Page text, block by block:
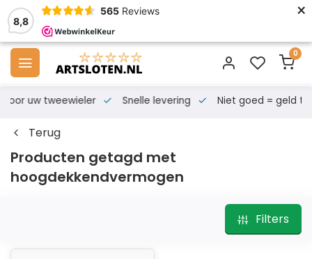
8,8
565 Reviews ×
0
voor uw tweewieler Snelle levering Niet goed = geld
Terug
Producten getagd met
hoogdekkendvermogen
Filters